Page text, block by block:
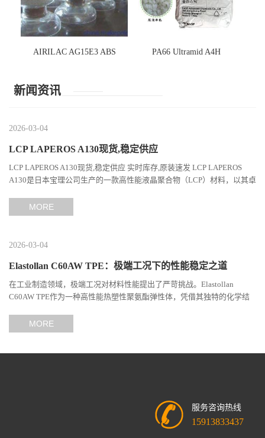
AIRILAC AG15E3 ABS PA66 Ultramid A4H
新闻资讯
2026-03-04
LCP LAPEROS A130现货,稳定供应
LCP LAPEROS A130现货,稳定供应 实时库存,原装速发 LCP LAPEROS
A130是日本宝理公司生产的一款高性能液晶聚合物（LCP）材料，以其卓
MORE
2026-03-04
Elastollan C60AW TPE：极端工况下的性能稳定之道
在工业制造领域，极端工况对材料性能提出了严苛挑战。Elastollan
C60AW TPE作为一种高性能热塑性聚氨酯弹性体，凭借其独特的化学结
MORE
服务咨询热线
15913833437